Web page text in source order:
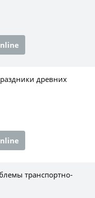
древних
транспортно-